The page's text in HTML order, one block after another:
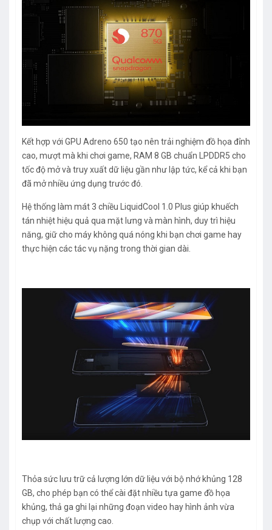
Kết hợp với GPU Adreno 650 tạo nên trải nghiệm đồ họa đỉnh
cao, mượt mà khi chơi game, RAM 8 GB chuẩn LPDDR5 cho
tốc độ mở và truy xuất dữ liệu gần như lập tức, kể cả khi bạn
đã mở nhiều ứng dụng trước đó.
Hệ thống làm mát 3 chiều LiquidCool 1.0 Plus giúp khuếch
tán nhiệt hiệu quả qua mặt lưng và màn hình, duy trì hiệu
năng, giữ cho máy không quá nóng khi bạn chơi game hay
thực hiện các tác vụ nặng trong thời gian dài.
Thỏa sức lưu trữ cả lượng lớn dữ liệu với bộ nhớ khủng 128
GB, cho phép bạn có thể cài đặt nhiều tựa game đồ họa
khủng, thả ga ghi lại những đoạn video hay hình ảnh vừa
chụp với chất lượng cao.